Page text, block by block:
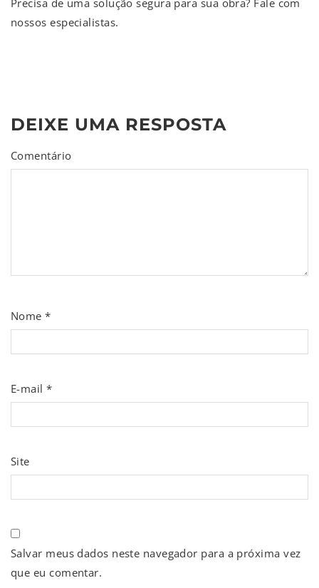
nossos especialistas.
DEIXE UMA RESPOSTA
Comentário
Nome*
E-mail*
Site
Salvar meus dados neste navegador para a próxima vez
que eu comentar.